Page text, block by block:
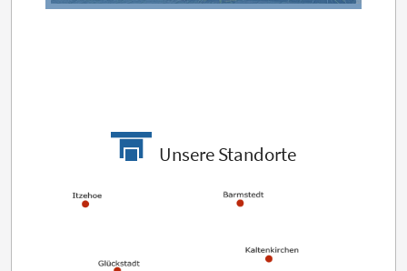
Unsere Standorte